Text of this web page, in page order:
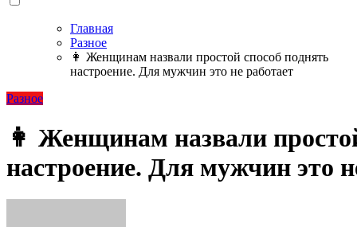
Главная
Разное
👩 Женщинам назвали простой способ поднять
настроение. Для мужчин это не работает
Разное
👩 Женщинам назвали
настроение. Для мужчин это